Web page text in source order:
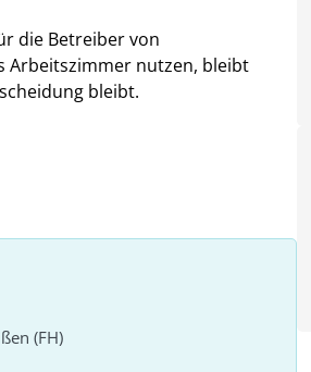
die Betreiber von
Arbeitszimmer nutzen, bleibt
bleibt.
(FH)